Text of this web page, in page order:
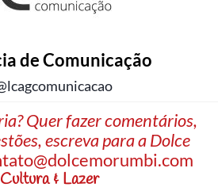
de Comunicação
Quer fazer comentários,
escreva para a Dolce
Cultura & Lazer